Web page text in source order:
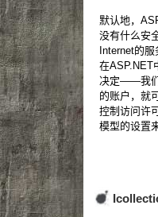
默认地，
没有什么安
Internet的
在ASP.NET
决定——我们
的账户，就
控制访问许
模型的设置